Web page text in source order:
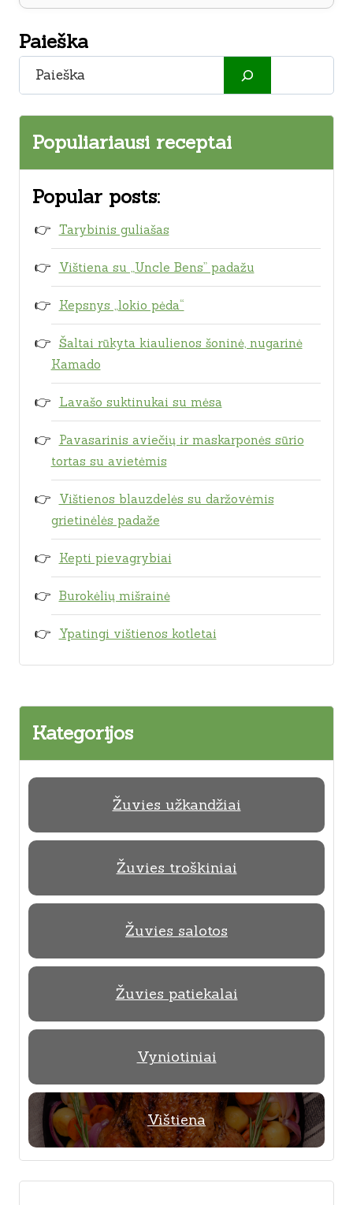
GRAIKINIAIS
KIETUOJU
Paieška
Paieška
Populiariausi receptai
Popular posts:
Tarybinis guliašas
Vištiena su „Uncle Bens” padažu
Kepsnys „lokio pėda“
Šaltai rūkyta kiaulienos šoninė, nugarinė
Kamado
Lavašo suktinukai su mėsa
Pavasarinis aviečių ir maskarponės sūrio
tortas su avietėmis
Vištienos blauzdelės su daržovėmis
grietinėlės padaže
Kepti pievagrybiai
Burokėlių mišrainė
Ypatingi vištienos kotletai
Kategorijos
Žuvies užkandžiai
Žuvies troškiniai
Žuvies salotos
Žuvies patiekalai
Vyniotiniai
Vištiena